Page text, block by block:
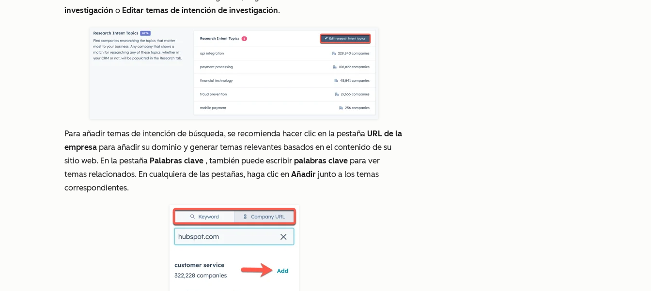
investigación o Editar temas de intención de investigación.
Para añadir temas de intención de búsqueda, se recomienda hacer clic en la pestaña URL de la
empresa para añadir su dominio y generar temas relevantes basados en el contenido de su
sitio web. En la pestaña Palabras clave , también puede escribir palabras clave para ver
temas relacionados. En cualquiera de las pestañas, haga clic en Añadir junto a los temas
correspondientes.